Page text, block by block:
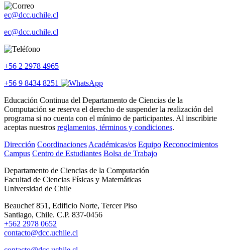
ec@dcc.uchile.cl
ec@dcc.uchile.cl
+56 2 2978 4965
+56 9 8434 8251
Educación Continua del Departamento de Ciencias de la
Computación se reserva el derecho de suspender la realización del
programa si no cuenta con el mínimo de participantes. Al inscribirte
aceptas nuestros reglamentos, términos y condiciones.
Dirección Coordinaciones Académicas/os Equipo Reconocimientos
Campus Centro de Estudiantes Bolsa de Trabajo
Departamento de Ciencias de la Computación
Facultad de Ciencias Físicas y Matemáticas
Universidad de Chile
Beauchef 851, Edificio Norte, Tercer Piso
Santiago, Chile. C.P. 837-0456
+562 2978 0652
contacto@dcc.uchile.cl